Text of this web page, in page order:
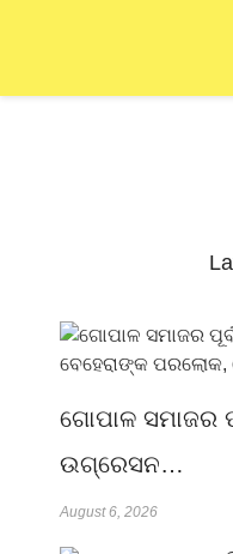
ଗୋପାଳ ସମାଜର
ଉଗ୍ରେସନ…
August 6, 2026